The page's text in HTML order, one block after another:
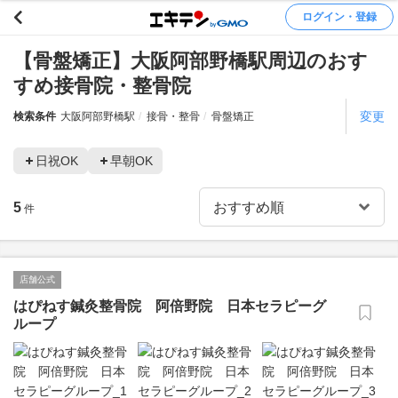
ログイン・登録
【骨盤矯正】大阪阿部野橋駅周辺のおす
すめ接骨院・整骨院
検索条件 大阪阿部野橋駅 接骨・整骨 骨盤矯正 変更
日祝OK 早朝OK
5 件
店舗公式
はぴねす鍼灸整骨院 阿倍野院 日本セラピーグ
ループ